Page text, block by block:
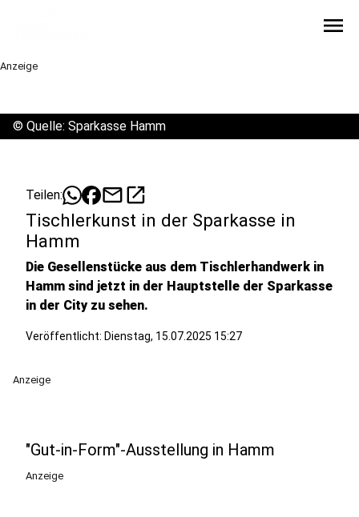
menu
Anzeige
© Quelle: Sparkasse Hamm
Teilen: mailopen_in_new
Tischlerkunst in der Sparkasse in
Hamm
Die Gesellenstücke aus dem Tischlerhandwerk in
Hamm sind jetzt in der Hauptstelle der Sparkasse
in der City zu sehen.
Veröffentlicht: Dienstag, 15.07.2025 15:27
Anzeige
"Gut-in-Form"-Ausstellung in Hamm
Anzeige